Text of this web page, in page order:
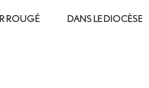
ROUGÉ DANS LE DIOCÈSE